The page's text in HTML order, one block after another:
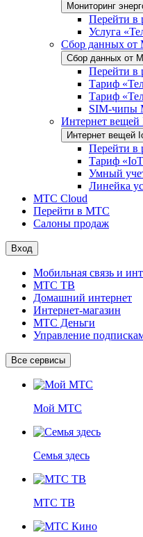
Мониторинг
Перейти в
Услуга
Сбор данных от
Сбор данных от
Перейти в
Тариф
Тариф
SIM-
Интернет вещей
Интернет вещей
Перейти в
Тариф
Умный
Линейка
МТС Cloud
Перейти в МТС
Салоны продаж
Вход
Мобильная связь и
МТС ТВ
Домашний интернет
Интернет-магазин
МТС Деньги
Управление
Все сервисы
Мой МТС
Семья здесь
МТС ТВ